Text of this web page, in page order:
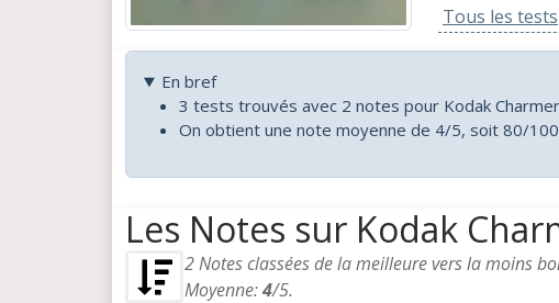
Tous les tests
En bref
3 tests trouvés avec 2 notes pour Kodak
On obtient une note moyenne de 4/5, soit 80/100
Les Notes sur Kodak
2Notes classées de la meilleure vers la moins
Moyenne:4/5.